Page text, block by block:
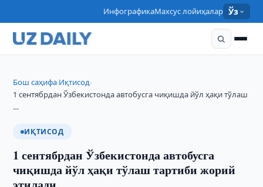
ИнфографикаМахсус лойиҳалар Ўз
Бош саҳифа›Иқтисод›
1 сентябрдан Ўзбекистонда автобусга чиқишда йўл ҳақи тўлаш
…
ИҚТИСОД
1 сентябрдан Ўзбекистонда автобусга
чиқишда йўл ҳақи тўлаш тартиби жорий